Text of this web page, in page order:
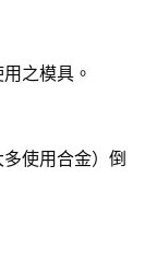
之模具。
使用合金）倒